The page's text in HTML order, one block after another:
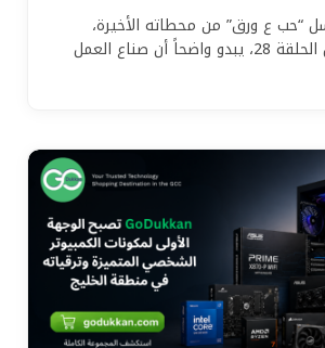
“حب ع ورق” من محطاته الأخيرة،
وتحديداً مع عرض الحلقة 28، يبدو واضحاً أن صناع العمل